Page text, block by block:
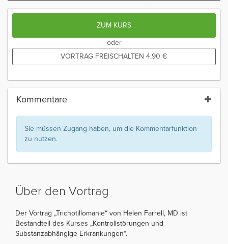
ZUM KURS
oder
VORTRAG FREISCHALTEN 4,90 €
Kommentare
Sie müssen Zugang haben, um die Kommentarfunktion
zu nutzen.
Über den Vortrag
Der Vortrag „Trichotillomanie“ von Helen Farrell, MD ist
Bestandteil des Kurses „Kontrollstörungen und
Substanzabhängige Erkrankungen“.